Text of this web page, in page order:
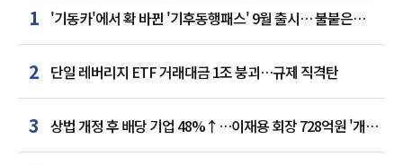
1 '기동카'에서 확 바뀐 '기후동행패스' 9월 출시… 불붙은
카드사 경쟁
2 단일 레버리지 ETF 거래대금 1조 붕괴…규제 직격탄
3
상법 개정 후 배당 기업 48%↑…이재용 회장 728억원 '개인
최다'